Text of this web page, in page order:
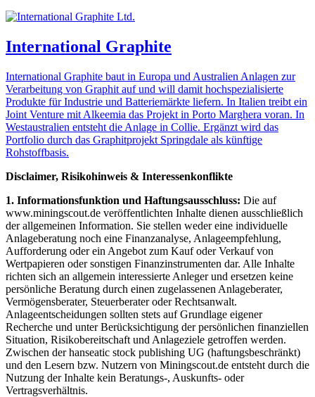
International Graphite
International Graphite baut in Europa und Australien Anlagen zur
Verarbeitung von Graphit auf und will damit hochspezialisierte
Produkte für Industrie und Batteriemärkte liefern. In Italien treibt ein
Joint Venture mit Alkeemia das Projekt in Porto Marghera voran. In
Westaustralien entsteht die Anlage in Collie. Ergänzt wird das
Portfolio durch das Graphitprojekt Springdale als künftige
Rohstoffbasis.
Disclaimer, Risikohinweis & Interessenkonflikte
1. Informationsfunktion und Haftungsausschluss: Die auf
www.miningscout.de veröffentlichten Inhalte dienen ausschließlich
der allgemeinen Information. Sie stellen weder eine individuelle
Anlageberatung noch eine Finanzanalyse, Anlageempfehlung,
Aufforderung oder ein Angebot zum Kauf oder Verkauf von
Wertpapieren oder sonstigen Finanzinstrumenten dar. Alle Inhalte
richten sich an allgemein interessierte Anleger und ersetzen keine
persönliche Beratung durch einen zugelassenen Anlageberater,
Vermögensberater, Steuerberater oder Rechtsanwalt.
Anlageentscheidungen sollten stets auf Grundlage eigener
Recherche und unter Berücksichtigung der persönlichen finanziellen
Situation, Risikobereitschaft und Anlageziele getroffen werden.
Zwischen der hanseatic stock publishing UG (haftungsbeschränkt)
und den Lesern bzw. Nutzern von Miningscout.de entsteht durch die
Nutzung der Inhalte kein Beratungs-, Auskunfts- oder
Vertragsverhältnis.